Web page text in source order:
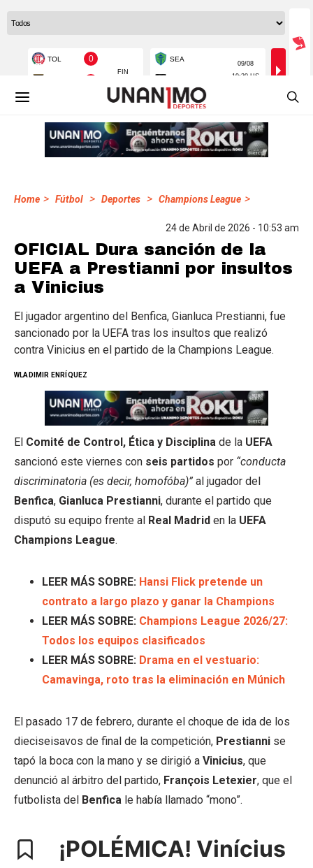
Home > Fútbol > Deportes > Champions League >
24 de Abril de 2026 - 10:53 am
OFICIAL Dura sanción de la
UEFA a Prestianni por insultos
a Vinicius
El jugador argentino del Benfica, Gianluca Prestianni, fue
sancionado por la UEFA tras los insultos que realizó
contra Vinicius en el partido de la Champions League.
WLADIMIR ENRÍQUEZ
El Comité de Control, Ética y Disciplina de la UEFA
sancionó este viernes con seis partidos por “conducta
discriminatoria (es decir, homofóba)” al jugador del
Benfica, Gianluca Prestianni, durante el partido que
disputó su equipo frente al Real Madrid en la UEFA
Champions League.
LEER MÁS SOBRE: Hansi Flick pretende un
contrato a largo plazo y ganar la Champions
LEER MÁS SOBRE: Champions League 2026/27:
Todos los equipos clasificados
LEER MÁS SOBRE: Drama en el vestuario:
Camavinga, roto tras la eliminación en Múnich
El pasado 17 de febrero, durante el choque de ida de los
dieciseisavos de final de la competición, Prestianni se
tapó la boca con la mano y se dirigió a Vinicius, que
denunció al árbitro del partido, François Letexier, que el
futbolista del Benfica le había llamado “mono”.
¡POLÉMICA! Vinícius